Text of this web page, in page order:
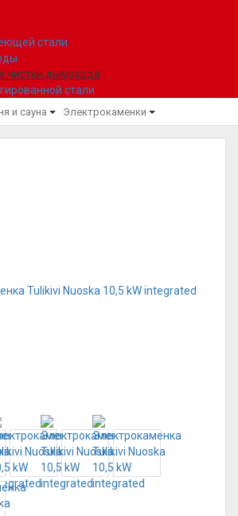
стали
чистки дымохода
стали
и сауна Электрокаменки